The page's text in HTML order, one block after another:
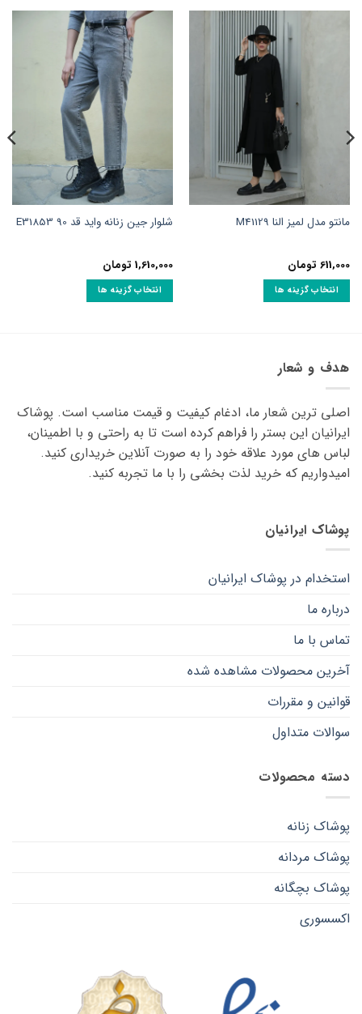
مانتو مدل لمیز النا M41129
611,000 تومان
انتخاب گزینه ها
انواع
می
باشد.
گزینه
ها
ممکن
است
محصول
انتخاب
شلوار جین زنانه واید قد 90 E31853
1,610,000 تومان
انتخاب گزینه ها
باشد.
گزینه
ممکن
است
هدف و شعار
اصلی ترین شعار ما، ادغام کیفیت و قیمت مناسب است. پوشاک
ایرانیان این بستر را فراهم کرده است تا به راحتی و با اطمینان،
لباس های مورد علاقه ‌خود را به صورت آنلاین خریداری کنید.
امیدواریم که خرید لذت ‌بخشی را با ما تجربه کنید.
پوشاک ایرانیان
استخدام در پوشاک ایرانیان
درباره ما
تماس با ما
آخرین محصولات مشاهده شده
قوانین و مقررات
سوالات متداول
دسته محصولات
پوشاک زنانه
پوشاک مردانه
پوشاک بچگانه
اکسسوری